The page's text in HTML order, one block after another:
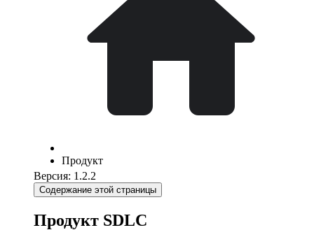
Продукт
Версия: 1.2.2
Содержание этой страницы
Продукт SDLC